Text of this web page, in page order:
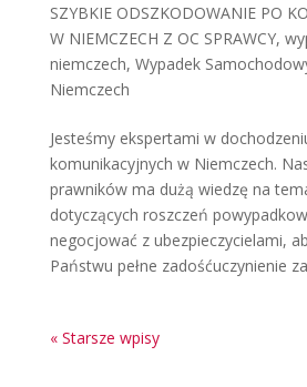
SZYBKIE ODSZKODOWANIE PO
W NIEMCZECH Z OC SPRAWCY,
niemczech, Wypadek
Niemczech
Jesteśmy ekspertami w
komunikacyjnych w Niemczech.
prawników ma dużą wiedzę na
dotyczących roszczeń
negocjować z ubezpieczycielami,
Państwu pełne zadośćuczynienie
« Starsze wpisy